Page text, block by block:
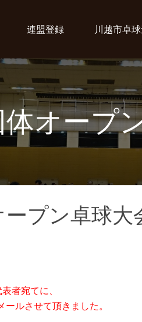
連盟登録 川越市卓
オープ
プン卓球大
者宛てに、
ルさせて頂きました。